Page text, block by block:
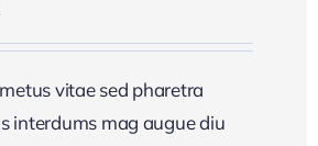
vitae sed pharetra
interdums mag augue diu